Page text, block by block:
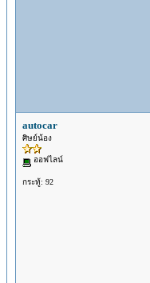
autocar
ศิษย์น้อง
ออฟไลน์
กระทู้: 92